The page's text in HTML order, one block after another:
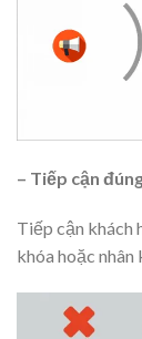
– Tiếp cận
Tiếp cận khách
khóa hoặc nhân